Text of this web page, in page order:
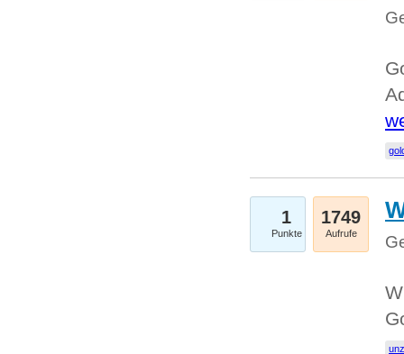
1
Punkte
1749
Aufrufe